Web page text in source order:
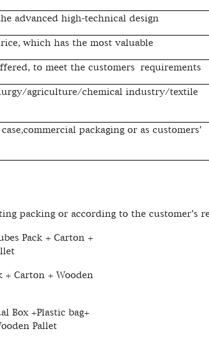
advanced high-technical design
which has the most valuable
to meet the customers requirements
agriculture/chemical industry/textile
packaging or as customers'
packing or according to the customer's
Pack + Carton +
+ Carton + Wooden
Box +Plastic bag+
Pallet